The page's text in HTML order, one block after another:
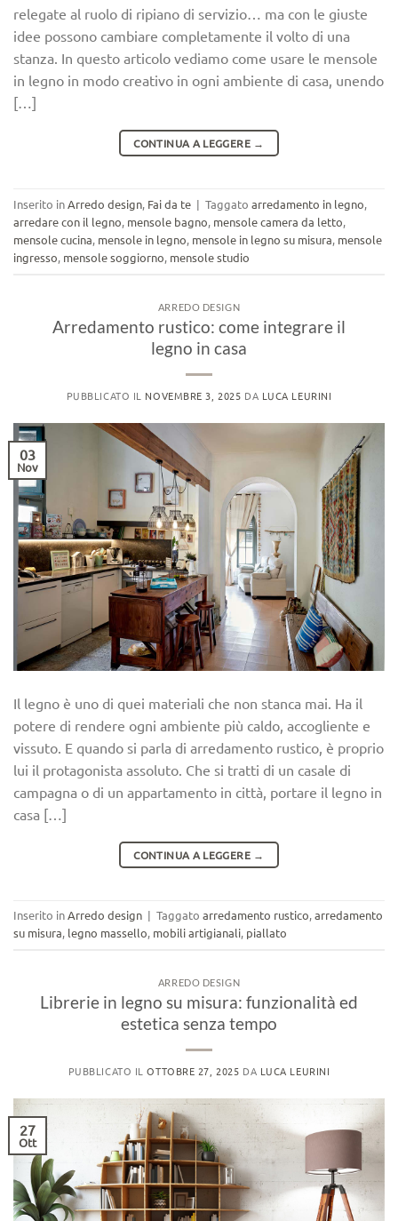
relegate al ruolo di ripiano di servizio… ma con le giuste
idee possono cambiare completamente il volto di una
stanza. In questo articolo vediamo come usare le mensole
in legno in modo creativo in ogni ambiente di casa, unendo
[…]
CONTINUA A LEGGERE →
Inserito inArredo design, Fai da te | Taggato arredamento in legno,
arredare con il legno, mensole bagno, mensole camera da letto,
mensole cucina, mensole in legno, mensole in legno su misura, mensole
ingresso, mensole soggiorno, mensole studio
ARREDO DESIGN
Arredamento rustico: come integrare il
legno in casa
PUBBLICATO IL NOVEMBRE 3, 2025 DA LUCA LEURINI
03
Nov
Il legno è uno di quei materiali che non stanca mai. Ha il
potere di rendere ogni ambiente più caldo, accogliente e
vissuto. E quando si parla di arredamento rustico, è proprio
lui il protagonista assoluto. Che si tratti di un casale di
campagna o di un appartamento in città, portare il legno in
casa […]
CONTINUA A LEGGERE →
Inserito inArredo design | Taggato arredamento rustico,arredamento
su misura, legno massello, mobili artigianali, piallato
ARREDO DESIGN
Librerie in legno su misura: funzionalità ed
estetica senza tempo
PUBBLICATO ILOTTOBRE 27, 2025 DA LUCA LEURINI
27
Ott